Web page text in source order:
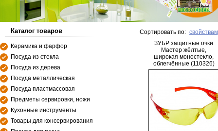
Каталог товаров
Керамика и фарфор
Посуда из стекла
Посуда из дерева
Посуда металлическая
Посуда пластмассовая
Предметы сервировки, ножи
Кухонные инструменты
Товары для консервирования
Сортировать по: свойствам
ЗУБР защитные очки
Мастер жёлтые,
широкая моностекло,
облегчённые (110326)